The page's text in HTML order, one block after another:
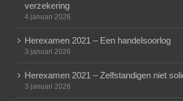
verzekering
4 januari 2026
Herexamen 2021 – Een handelsoorlog
3 januari 2026
Herexamen 2021 – Zelfstandigen niet
3 januari 2026